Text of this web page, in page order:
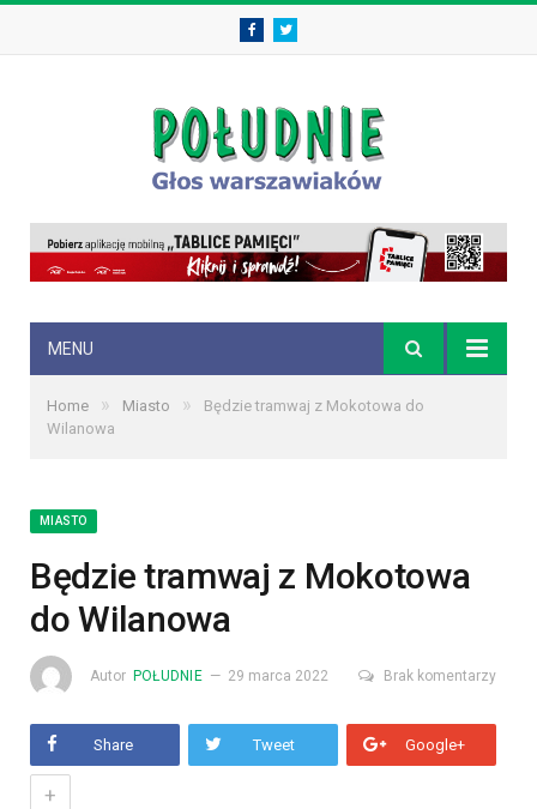
FacebookTwitter
MENU
Home » Miasto »
Będzie tramwaj z Mokotowa do
Wilanowa
MIASTO
Będzie tramwaj z Mokotowa
do Wilanowa
Autor POŁUDNIE 29 marca 2022 Brak komentarzy
Share Tweet Google+
+